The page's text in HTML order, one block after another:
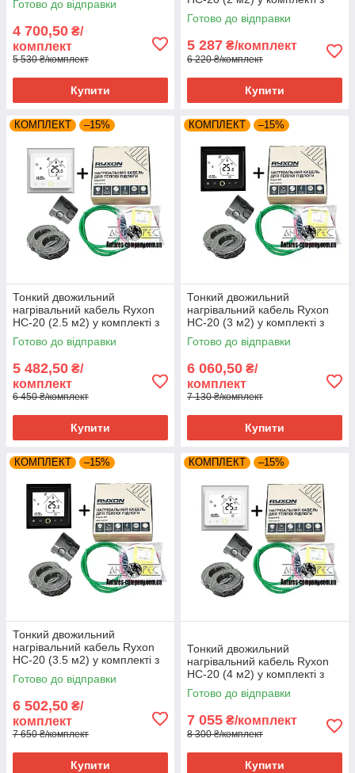
Готово до відправки
4 700,50 ₴/
комплект
5 530 ₴/комплект
Купити
WI-FI thermostat TWE02
Готово до відправки
5 287 ₴/комплект
6 220 ₴/комплект
Купити
КОМПЛЕКТ –15%
Тонкий двожильний
нагрівальний кабель Ryxon
HC-20 (2.5 м2) у комплекті з
WI-FI thermostat
Готово до відправки
5 482,50 ₴/
комплект
6 450 ₴/комплект
Купити
КОМПЛЕКТ –15%
Тонкий двожильний
нагрівальний кабель Ryxon
HC-20 (3 м2) у комплекті з
WI-FI thermostat TWE02
Готово до відправки
6 060,50 ₴/
комплект
7 130 ₴/комплект
Купити
КОМПЛЕКТ –15%
Тонкий двожильний
нагрівальний кабель Ryxon
HC-20 (3.5 м2) у комплекті з
WI-FI thermostat TWE02
Готово до відправки
6 502,50 ₴/
комплект
7 650 ₴/комплект
Купити
КОМПЛЕКТ –15%
Тонкий двожильний
нагрівальний кабель Ryxon
HC-20 (4 м2) у комплекті з
WI-FI thermostat TWE02
Готово до відправки
7 055 ₴/комплект
8 300 ₴/комплект
Купити